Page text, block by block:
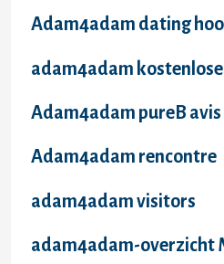
Adam4adam dating
adam4adam
Adam4adam pureВ avis
Adam4adam rencontre
adam4adam visitors
adam4adam-overzicht